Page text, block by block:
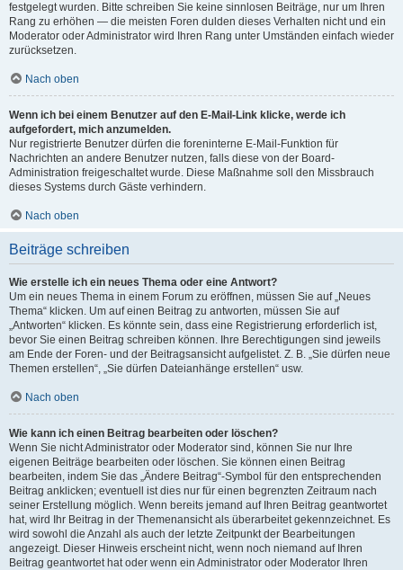
festgelegt wurden. Bitte schreiben Sie keine sinnlosen Beiträge, nur um Ihren
Rang zu erhöhen — die meisten Foren dulden dieses Verhalten nicht und ein
Moderator oder Administrator wird Ihren Rang unter Umständen einfach wieder
zurücksetzen.
Nach oben
Wenn ich bei einem Benutzer auf den E-Mail-Link klicke, werde ich
aufgefordert, mich anzumelden.
Nur registrierte Benutzer dürfen die foreninterne E-Mail-Funktion für
Nachrichten an andere Benutzer nutzen, falls diese von der Board-
Administration freigeschaltet wurde. Diese Maßnahme soll den Missbrauch
dieses Systems durch Gäste verhindern.
Nach oben
Beiträge schreiben
Wie erstelle ich ein neues Thema oder eine Antwort?
Um ein neues Thema in einem Forum zu eröffnen, müssen Sie auf „Neues
Thema“ klicken. Um auf einen Beitrag zu antworten, müssen Sie auf
„Antworten“ klicken. Es könnte sein, dass eine Registrierung erforderlich ist,
bevor Sie einen Beitrag schreiben können. Ihre Berechtigungen sind jeweils
am Ende der Foren- und der Beitragsansicht aufgelistet. Z. B. „Sie dürfen neue
Themen erstellen“, „Sie dürfen Dateianhänge erstellen“ usw.
Nach oben
Wie kann ich einen Beitrag bearbeiten oder löschen?
Wenn Sie nicht Administrator oder Moderator sind, können Sie nur Ihre
eigenen Beiträge bearbeiten oder löschen. Sie können einen Beitrag
bearbeiten, indem Sie das „Ändere Beitrag“-Symbol für den entsprechenden
Beitrag anklicken; eventuell ist dies nur für einen begrenzten Zeitraum nach
seiner Erstellung möglich. Wenn bereits jemand auf Ihren Beitrag geantwortet
hat, wird Ihr Beitrag in der Themenansicht als überarbeitet gekennzeichnet. Es
wird sowohl die Anzahl als auch der letzte Zeitpunkt der Bearbeitungen
angezeigt. Dieser Hinweis erscheint nicht, wenn noch niemand auf Ihren
Beitrag geantwortet hat oder wenn ein Administrator oder Moderator Ihren